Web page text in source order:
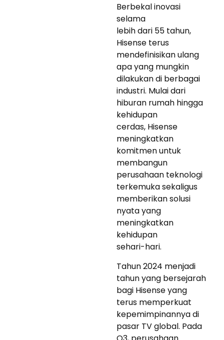
Berbekal inovasi
selama
lebih dari 55 tahun,
Hisense terus
mendefinisikan ulang
apa yang mungkin
dilakukan di berbagai
industri. Mulai dari
hiburan rumah hingga
kehidupan
cerdas, Hisense
meningkatkan
komitmen untuk
membangun
perusahaan teknologi
terkemuka sekaligus
memberikan solusi
nyata yang
meningkatkan
kehidupan
sehari-hari.
Tahun 2024 menjadi
tahun yang bersejarah
bagi Hisense yang
terus memperkuat
kepemimpinannya di
pasar TV global. Pada